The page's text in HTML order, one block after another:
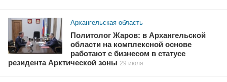
Архангельская область
Политолог Жаров: в Архангельской
области на комплексной основе
работают с бизнесом в статусе
резидента Арктической зоны 29 июля